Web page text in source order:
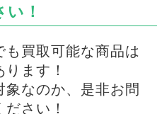
い！
も買取可能な商品は
ます！
象なのか、是非お問
さい！